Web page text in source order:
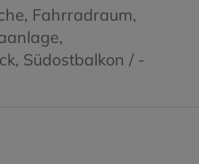
Fahrradraum
Südostbalkon / -